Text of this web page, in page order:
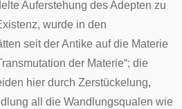
Auferstehung des Adepten zu
wurde in den
seit der Antike auf die Materie
der Materie“; die
hier durch Zerstückelung,
all die Wandlungsqualen wie